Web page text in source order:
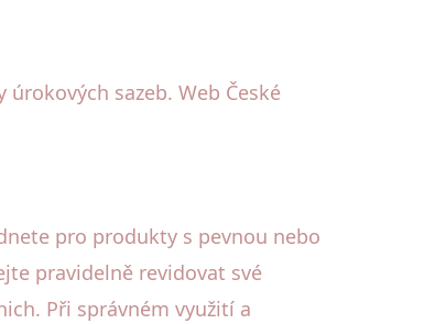
sazeb. Web České
pro produkty s pevnou nebo
pravidelně revidovat své
Při správném využití a